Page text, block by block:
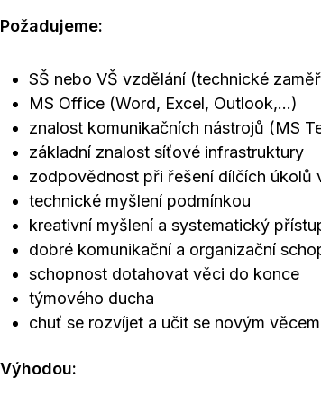
Požadujeme:
SŠ nebo VŠ vzdělání (technické
MS Office (Word, Excel, Outlook,...)
znalost komunikačních nástrojů (MS
základní znalost síťové infrastruktury
zodpovědnost při řešení dílčích úkolů
technické myšlení podmínkou
kreativní myšlení a systematický
dobré komunikační a organizační
schopnost dotahovat věci do konce
týmového ducha
chuť se rozvíjet a učit se novým věcem
Výhodou: